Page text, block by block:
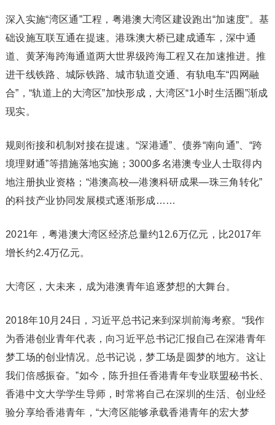
深入实施“湾区通”工程，粤港澳大湾区建设跑出“加速度”。基
础设施互联互通在提速。港珠澳大桥已建成通车，深中通
道、黄茅海跨海通道两大世界级跨海工程又在加速推进。推
进干线铁路、城际铁路、城市轨道交通、有轨电车“四网融
合”，“轨道上的大湾区”加快形成，大湾区“1小时生活圈”渐成
现实。
规则衔接和机制对接在提速。“深港通”、债券“南向通”、“跨
境理财通”等措施落地实施；3000多名港澳专业人士取得内
地注册执业资格；“港澳高校—港澳科研成果—珠三角转化”
的科技产业协同发展模式逐渐形成……
2021年，粤港澳大湾区经济总量约12.6万亿元，比2017年
增长约2.4万亿元。
大湾区，大未来，成为港澳青年追逐梦想的大舞台。
2018年10月24日，习近平总书记来到深圳前海考察。“我作
为香港创业青年代表，向习近平总书记汇报自己在深港青年
梦工场的创业情况。总书记说，梦工场是圆梦的地方。这让
我们倍感振奋。”如今，陈升担任香港青年专业联盟秘书长、
香港中文大学学生导师，时常将自己在深圳的生活、创业经
验分享给香港青年，“大湾区能够承载香港青年的宏大梦